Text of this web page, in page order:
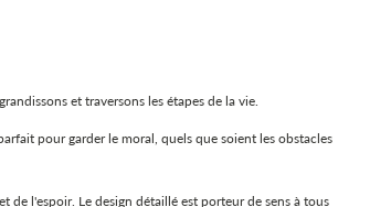
et traversons les étapes de la vie.
pour garder le moral, quels que soient les obstacles
l'espoir. Le design détaillé est porteur de sens à tous